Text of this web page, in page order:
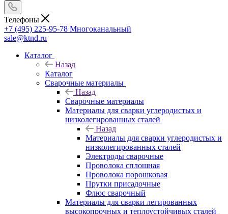
Телефоны
+7 (495) 225-95-78 Многоканальный
sale@ktnd.ru
Каталог
Назад
Каталог
Сварочные материалы
Назад
Сварочные материалы
Материалы для сварки углеродистых и
низколегированных сталей
Назад
Материалы для сварки углеродистых и
низколегированных сталей
Электроды сварочные
Проволока сплошная
Проволока порошковая
Прутки присадочные
Флюс сварочный
Материалы для сварки легированных
высокопрочных и теплоустойчивых сталей